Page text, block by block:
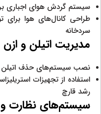
سیستم گردش هوای اجباری
طراحی کانال‌های هوا برای
سردخانه
مدیریت اتیلن و ازن
نصب سیستم‌های حذف
استفاده از تجهیزات
رشد قارچ
سیستم‌های نظارت و